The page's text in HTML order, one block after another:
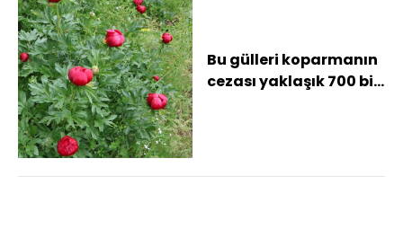
Bu gülleri koparmanın
cezası yaklaşık 700 bin